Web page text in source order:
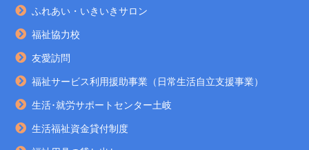
ふれあい・いきいきサロン
福祉協力校
友愛訪問
福祉サービス利用援助事業（日常生活自立支援事業）
生活･就労サポートセンター土岐
生活福祉資金貸付制度